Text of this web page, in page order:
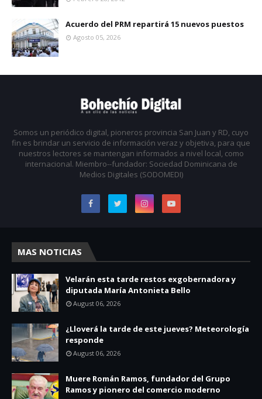
Acuerdo del PRM repartirá 15 nuevos puestos
Agosto 05, 2026
Somos un periódico digital, pioneros provincia San Juan y RD, cuyo
fin es brindar un servicio de información veraz y objetiva, para que
nuestros lectores se mantengan informados a nivel local, como
internacional. Miembro--fundador: Sociedad Dominicana de
Medios Digitales (SODOMEDI)
MAS NOTICIAS
Velarán esta tarde restos exgobernadora y
diputada María Antonieta Bello
August 06, 2026
¿Lloverá la tarde de este jueves? Meteorología
responde
August 06, 2026
Muere Román Ramos, fundador del Grupo
Ramos y pionero del comercio moderno